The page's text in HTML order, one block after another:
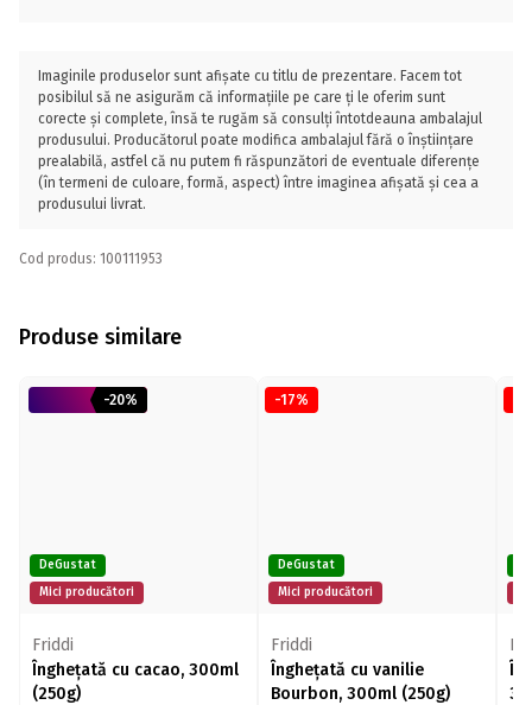
Imaginile produselor sunt afișate cu titlu de prezentare. Facem tot
posibilul să ne asigurăm că informațiile pe care ți le oferim sunt
corecte și complete, însă te rugăm să consulți întotdeauna ambalajul
produsului. Producătorul poate modifica ambalajul fără o înștiințare
prealabilă, astfel că nu putem fi răspunzători de eventuale diferențe
(în termeni de culoare, formă, aspect) între imaginea afișată și cea a
produsului livrat.
Cod produs: 100111953
Produse similare
-20%
DeGustat
Mici producători
Friddi
Înghețată cu cacao, 300ml
(250g)
-17%
DeGustat
Mici producători
Friddi
Înghețată cu vanilie
Bourbon, 300ml (250g)